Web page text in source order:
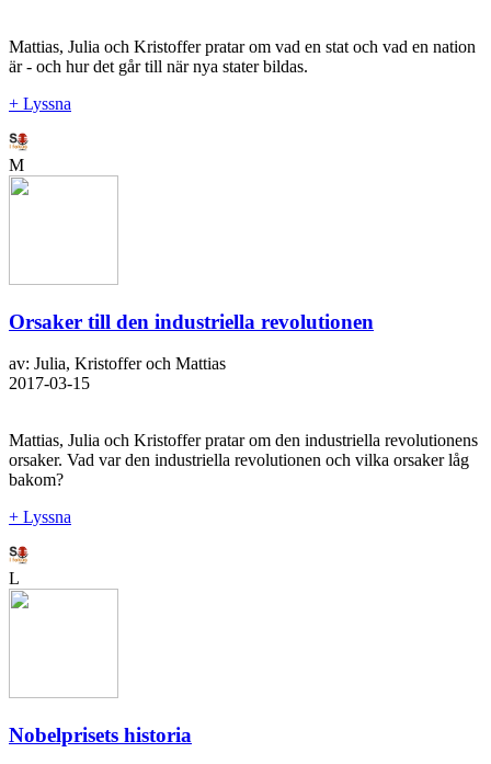
Mattias, Julia och Kristoffer pratar om vad en stat och vad en nation
är - och hur det går till när nya stater bildas.
+ Lyssna
M
Orsaker till den industriella revolutionen
av: Julia, Kristoffer och Mattias
2017-03-15
Mattias, Julia och Kristoffer pratar om den industriella revolutionens
orsaker. Vad var den industriella revolutionen och vilka orsaker låg
bakom?
+ Lyssna
L
Nobelprisets historia